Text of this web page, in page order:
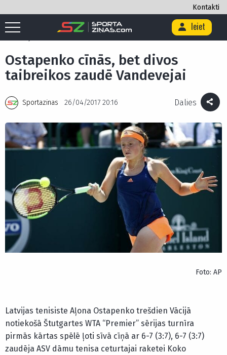
Kontakti
Ieiet
Sākums Teniss / Ostapenko cīnās, bet divos taibreikos zaudē
Ostapenko cīnās, bet divos
taibreikos zaudē Vandevejai
Sportazinas 26/04/2017 20:16 Dalies
Foto: AP
Latvijas tenisiste Aļona Ostapenko trešdien Vācijā
notiekošā Štutgartes WTA “Premier” sērijas turnīra
pirmās kārtas spēlē ļoti sīvā cīņā ar 6-7 (3:7), 6-7 (3:7)
zaudēja ASV dāmu tenisa ceturtajai raketei Koko